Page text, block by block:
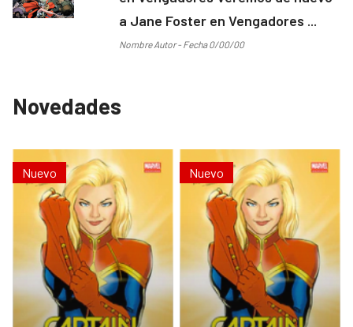
a Jane Foster en Vengadores ...
Nombre Autor - Fecha 0/00/00
Novedades
Nuevo Nuevo